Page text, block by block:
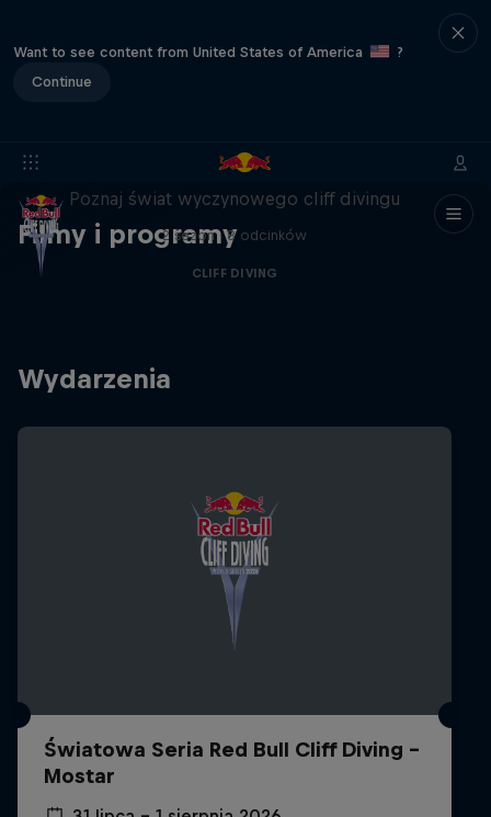
Want to see content from United States of America
?
Continue
Filmy i programy
More than a Dive
Poznaj świat wyczynowego cliff divingu
2 sezon · 8 odcinków
CLIFF DIVING
Wydarzenia
Światowa Seria Red Bull Cliff Diving -
Mostar